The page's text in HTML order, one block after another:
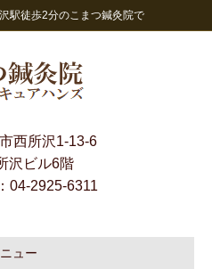
駅徒歩2分のこまつ鍼灸院で
西所沢1-13-6
沢ビル6階
04-2925-6311
ニュー